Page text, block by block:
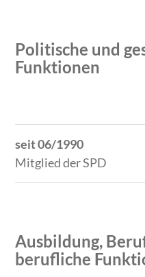
Politische und
Funktionen
Zeitraum
Tätigkeit
seit 06/1990
Mitglied der SPD
Ausbildung,
berufliche